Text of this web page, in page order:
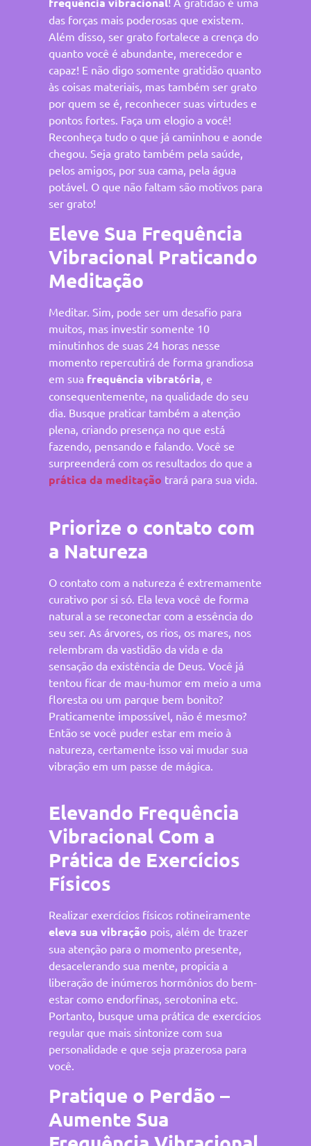
das forças mais poderosas que existem.
Além disso, ser grato fortalece a crença do
quanto você é abundante, merecedor e
capaz! E não digo somente gratidão quanto
às coisas materiais, mas também ser grato
por quem se é, reconhecer suas virtudes e
pontos fortes. Faça um elogio a você!
Reconheça tudo o que já caminhou e aonde
chegou. Seja grato também pela saúde,
pelos amigos, por sua cama, pela água
potável. O que não faltam são motivos para
ser grato! ⠀⠀⠀
Eleve Sua Frequência
Vibracional Praticando
Meditação
Meditar. Sim, pode ser um desafio para
muitos, mas investir somente 10
minutinhos de suas 24 horas nesse
momento repercutirá de forma grandiosa
em sua frequência vibratória, e
consequentemente, na qualidade do seu
dia. Busque praticar também a atenção
plena, criando presença no que está
fazendo, pensando e falando. Você se
surpreenderá com os resultados do que a
prática da meditação trará para sua vida.
Priorize o contato com
a Natureza⠀⠀⠀
O contato com a natureza é extremamente
curativo por si só. Ela leva você de forma
natural a se reconectar com a essência do
seu ser. As árvores, os rios, os mares, nos
relembram da vastidão da vida e da
sensação da existência de Deus. Você já
tentou ficar de mau-humor em meio a uma
floresta ou um parque bem bonito?
Praticamente impossível, não é mesmo?
Então se você puder estar em meio à
natureza, certamente isso vai mudar sua
vibração em um passe de mágica.
Elevando Frequência
Vibracional Com a
Prática de Exercícios
Físicos
Realizar exercícios físicos rotineiramente
eleva sua vibração pois, além de trazer
sua atenção para o momento presente,
desacelerando sua mente, propicia a
liberação de inúmeros hormônios do bem-
estar como endorfinas, serotonina etc.
Portanto, busque uma prática de exercícios
regular que mais sintonize com sua
personalidade e que seja prazerosa para
você.
Pratique o Perdão –
Aumente Sua